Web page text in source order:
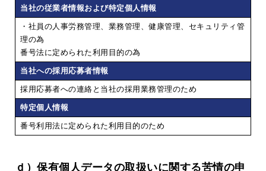
当社の従業者情報および特定個人情報
・社員の人事労務管理、業務管理、健康管理、セキュリティ管
理の為
番号法に定められた利用目的の為
当社への採用応募者情報
採用応募者への連絡と当社の採用業務管理のため
特定個人情報
番号利用法に定められた利用目的のため
ｄ）保有個人データの取扱いに関する苦情の申